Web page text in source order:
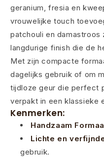
geranium, fresia en
vrouwelijke touch
patchouli en
langdurige finish die de
Met zijn compacte
dagelijks gebruik of om
tijdloze geur die perfect
verpakt in een klassieke
Kenmerken:
Handzaam
Lichte en
gebruik.